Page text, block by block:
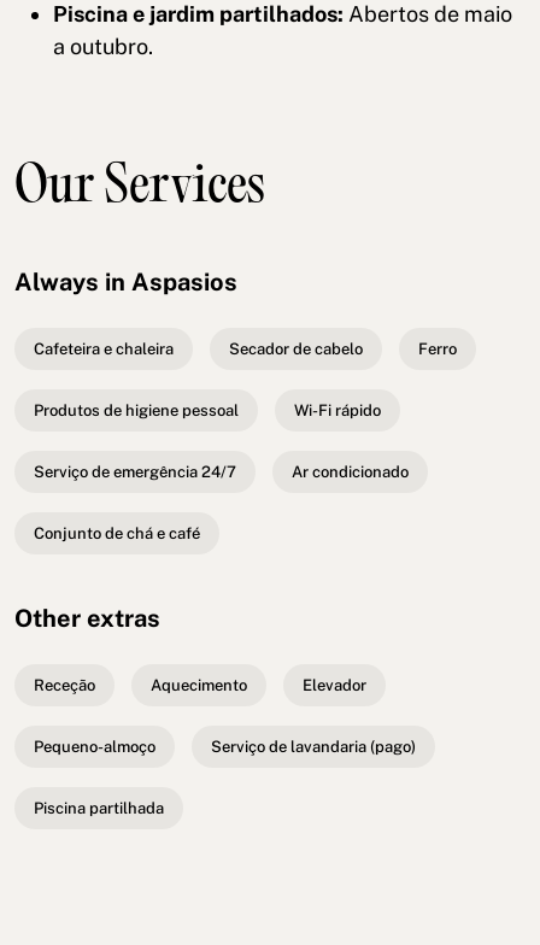
Piscina e jardim partilhados: Abertos de maio
a outubro.
Our Services
Always in Aspasios
Cafeteira e chaleira Secador de cabelo Ferro
Produtos de higiene pessoal Wi-Fi rápido
Serviço de emergência 24/7 Ar condicionado
Conjunto de chá e café
Other extras
Receção Aquecimento Elevador
Pequeno-almoço Serviço de lavandaria (pago)
Piscina partilhada